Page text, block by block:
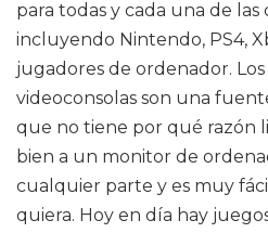
para todas y cada una de las
incluyendo Nintendo, PS4,
jugadores de ordenador.
videoconsolas son una
que no tiene por qué razón
bien a un monitor de
cualquier parte y es muy
quiera. Hoy en día hay